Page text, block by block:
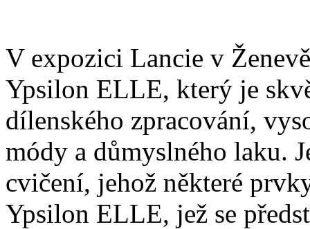
V expozici Lancie v
Ypsilon ELLE, který je
dílenského zpracování,
módy a důmyslného laku.
cvičení, jehož některé
Ypsilon ELLE, jež se